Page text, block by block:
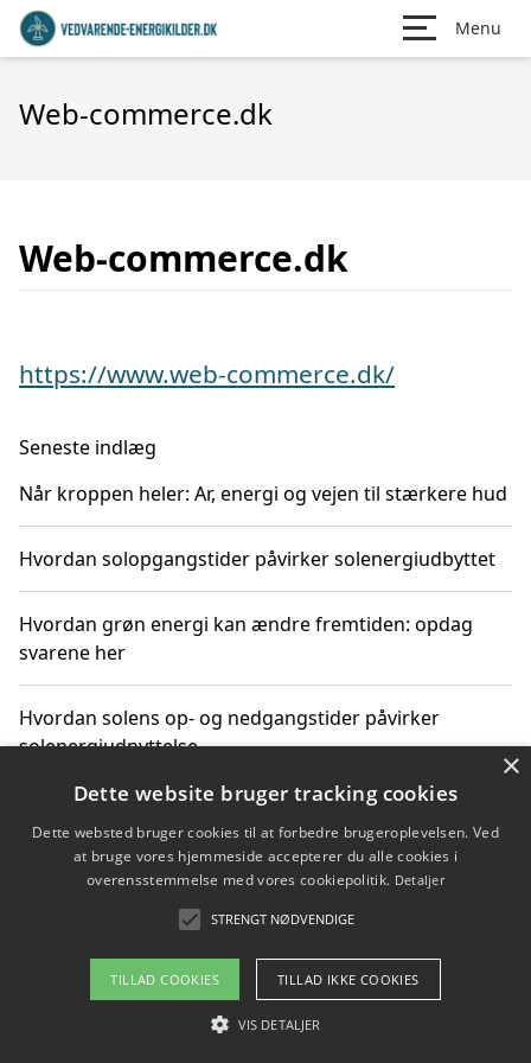
Menu
Web-commerce.dk
Web-commerce.dk
https://www.web-commerce.dk/
Seneste indlæg
Når kroppen heler: Ar, energi og vejen til stærkere hud
Hvordan solopgangstider påvirker solenergiudbyttet
Hvordan grøn energi kan ændre fremtiden: opdag
svarene her
Hvordan solens op- og nedgangstider påvirker
solenergiudnyttelse
Hvordan du får svar på energispørgsmål om
vedvarende energikilder
Om / kontakt
Blog Betingelser
×
Dette website bruger tracking cookies
Dette websted bruger cookies til at forbedre brugeroplevelsen. Ved
at bruge vores hjemmeside accepterer du alle cookies i
overensstemmelse med vores cookiepolitik. Detaljer
STRENGT NØDVENDIGE
TILLAD COOKIES TILLAD IKKE COOKIES
VIS DETALJER